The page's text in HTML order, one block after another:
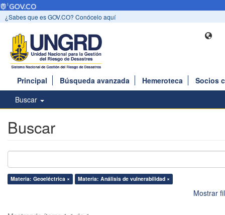
¿Sabes que es GOV.CO? Conócelo aquí
Principal Búsqueda avanzada Hemeroteca
Socios
Buscar
Buscar
Materia: Geoeléctrica × Materia: Análisis de vulnerabilidad ×
Mostrar